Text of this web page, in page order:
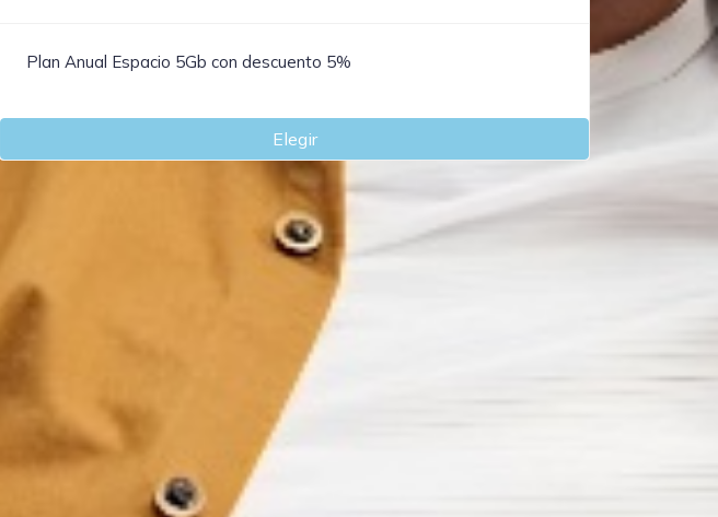
Plan Anual Espacio 5Gb con descuento 5%
Elegir